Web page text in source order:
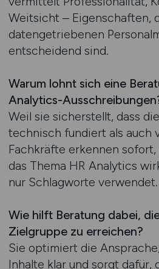
Weitsicht – Eigenschaften,
datengetriebenen
entscheidend sind.
Warum lohnt sich eine
Analytics-
Weil sie sicherstellt, dass
technisch fundiert als auch
Fachkräfte erkennen
das Thema HR Analytics
nur Schlagworte verwendet.
Wie hilft Beratung dabei,
Zielgruppe zu erreichen?
Sie optimiert die
Inhalte klar und sorgt dafür,